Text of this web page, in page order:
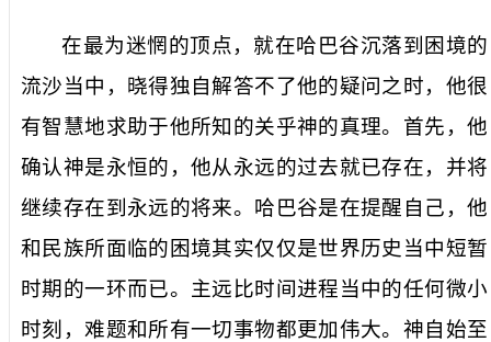
在最为迷惘的顶点，就在哈巴谷沉落到困境的
流沙当中，晓得独自解答不了他的疑问之时，他很
有智慧地求助于他所知的关乎神的真理。首先，他
确认神是永恒的，他从永远的过去就已存在，并将
继续存在到永远的将来。哈巴谷是在提醒自己，他
和民族所面临的困境其实仅仅是世界历史当中短暂
时期的一环而已。主远比时间进程当中的任何微小
时刻，难题和所有一切事物都更加伟大。神自始至